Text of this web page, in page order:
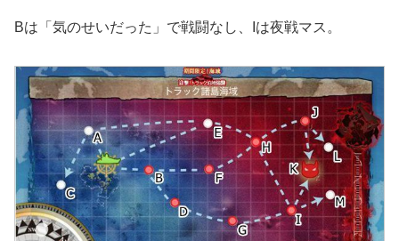
Bは「気のせいだった」で戦闘なし、Iは夜戦マス。